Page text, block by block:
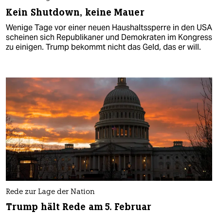
Kein Shutdown, keine Mauer
Wenige Tage vor einer neuen Haushaltssperre in den USA
scheinen sich Republikaner und Demokraten im Kongress
zu einigen. Trump bekommt nicht das Geld, das er will.
Rede zur Lage der Nation
Trump hält Rede am 5. Februar